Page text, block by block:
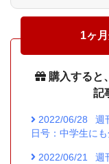
1ヶ
購入すると
記
2022/06/28
週
日号：中学生に
2022/06/21
週